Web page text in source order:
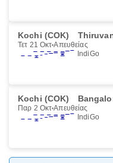
Kochi (COK)
Τετ 21 Οκτ Απευθείας
IndiGo
Kochi (COK)
Παρ 2 Οκτ Απευθείας
IndiGo